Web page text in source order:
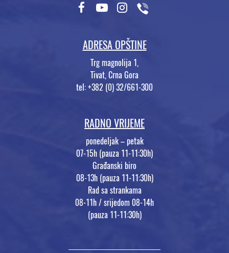
ADRESA OPŠTINE
Trg magnolija 1,
Tivat, Crna Gora
tel: +382 (0) 32/661-300
RADNO VRIJEME
ponedeljak – petak
07-15h (pauza 11-11:30h)
Građanski biro
08-13h (pauza 11-11:30h)
Rad sa strankama
08-11h / srijedom 08-14h
(pauza 11-11:30h)